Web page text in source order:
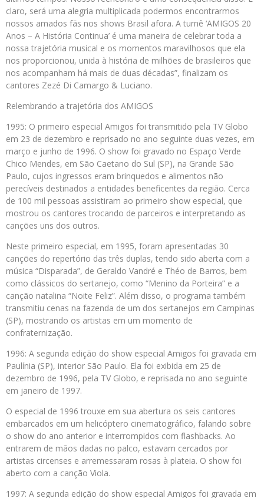
claro, será uma alegria multiplicada podermos encontrarmos
nossos amados fãs nos shows Brasil afora. A turnê ‘AMIGOS 20
Anos – A História Continua’ é uma maneira de celebrar toda a
nossa trajetória musical e os momentos maravilhosos que ela
nos proporcionou, unida à história de milhões de brasileiros que
nos acompanham há mais de duas décadas”, finalizam os
cantores Zezé Di Camargo & Luciano.
Relembrando a trajetória dos AMIGOS
1995: O primeiro especial Amigos foi transmitido pela TV Globo
em 23 de dezembro e reprisado no ano seguinte duas vezes, em
março e junho de 1996. O show foi gravado no Espaço Verde
Chico Mendes, em São Caetano do Sul (SP), na Grande São
Paulo, cujos ingressos eram brinquedos e alimentos não
perecíveis destinados a entidades beneficentes da região. Cerca
de 100 mil pessoas assistiram ao primeiro show especial, que
mostrou os cantores trocando de parceiros e interpretando as
canções uns dos outros.
Neste primeiro especial, em 1995, foram apresentadas 30
canções do repertório das três duplas, tendo sido aberta com a
música “Disparada”, de Geraldo Vandré e Théo de Barros, bem
como clássicos do sertanejo, como “Menino da Porteira” e a
canção natalina “Noite Feliz”. Além disso, o programa também
transmitiu cenas na fazenda de um dos sertanejos em Campinas
(SP), mostrando os artistas em um momento de
confraternização.
1996: A segunda edição do show especial Amigos foi gravada em
Paulínia (SP), interior São Paulo. Ela foi exibida em 25 de
dezembro de 1996, pela TV Globo, e reprisada no ano seguinte
em janeiro de 1997.
O especial de 1996 trouxe em sua abertura os seis cantores
embarcados em um helicóptero cinematográfico, falando sobre
o show do ano anterior e interrompidos com flashbacks. Ao
entrarem de mãos dadas no palco, estavam cercados por
artistas circenses e arremessaram rosas à plateia. O show foi
aberto com a canção Viola.
1997: A segunda edição do show especial Amigos foi gravada em